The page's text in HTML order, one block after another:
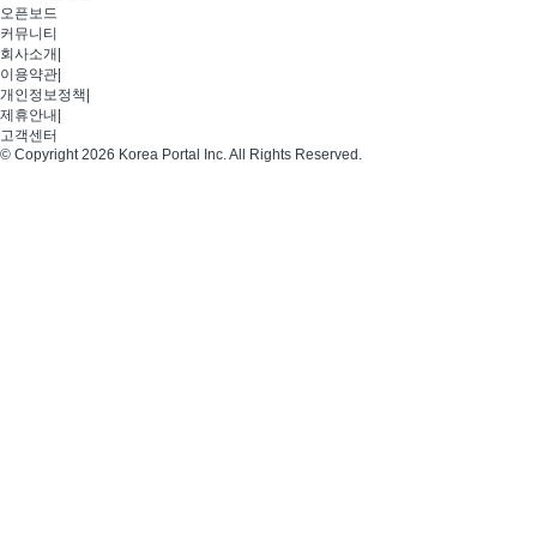
오픈보드
커뮤니티
회사소개
이용약관
개인정보정책
제휴안내
고객센터
© Copyright 2026 Korea Portal Inc. All Rights Reserved.